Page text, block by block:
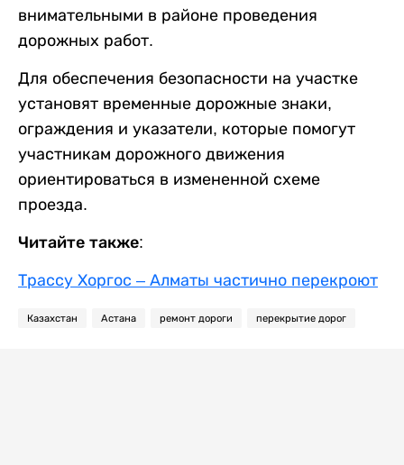
внимательными в районе проведения
дорожных работ.
Для обеспечения безопасности на участке
установят временные дорожные знаки,
ограждения и указатели, которые помогут
участникам дорожного движения
ориентироваться в измененной схеме
проезда.
Читайте также:
Трассу Хоргос – Алматы частично перекроют
Казахстан Астана ремонт дороги перекрытие дорог